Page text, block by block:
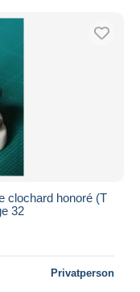
clochard honoré (T
32
Privatperson